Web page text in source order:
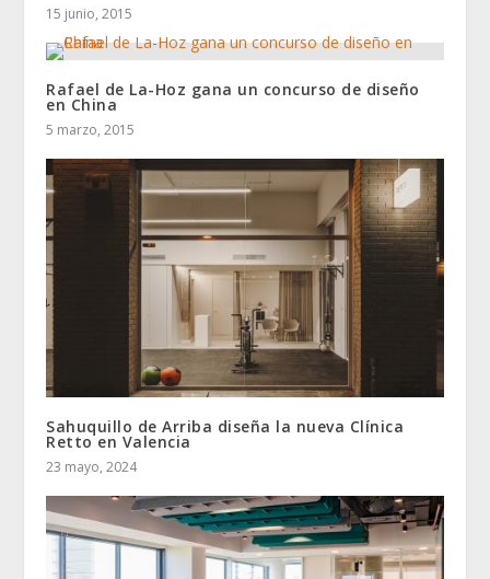
15 junio, 2015
Rafael de La-Hoz gana un concurso de diseño
en China
5 marzo, 2015
Sahuquillo de Arriba diseña la nueva Clínica
Retto en Valencia
23 mayo, 2024